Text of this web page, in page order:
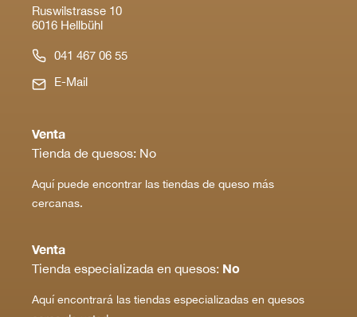
Ruswilstrasse 10
6016 Hellbühl
041 467 06 55
E-Mail
Venta
Tienda de quesos: No
Aquí puede encontrar las tiendas de queso más
cercanas.
Venta
Tienda especializada en quesos: No
Aquí encontrará las tiendas especializadas en quesos